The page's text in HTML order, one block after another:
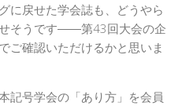
に戻せた学会誌も、どうやら
そうです――第43回大会の企
ご確認いただけるかと思いま
記号学会の「あり方」を会員